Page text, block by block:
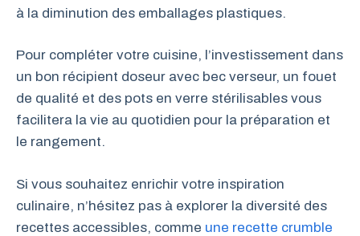
à la diminution des emballages plastiques.
Pour compléter votre cuisine, l’investissement dans
un bon récipient doseur avec bec verseur, un fouet
de qualité et des pots en verre stérilisables vous
facilitera la vie au quotidien pour la préparation et
le rangement.
Si vous souhaitez enrichir votre inspiration
culinaire, n’hésitez pas à explorer la diversité des
recettes accessibles, comme une recette crumble